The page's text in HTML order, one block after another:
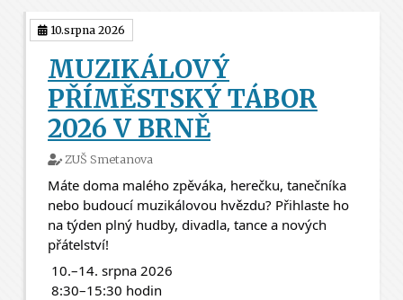
10.srpna 2026
MUZIKÁLOVÝ
PŘÍMĚSTSKÝ TÁBOR
2026 V BRNĚ
ZUŠ Smetanova
Máte doma malého zpěváka, herečku, tanečníka
nebo budoucí muzikálovou hvězdu? Přihlaste ho
na týden plný hudby, divadla, tance a nových
přátelství!
10.–14. srpna 2026
8:30–15:30 hodin